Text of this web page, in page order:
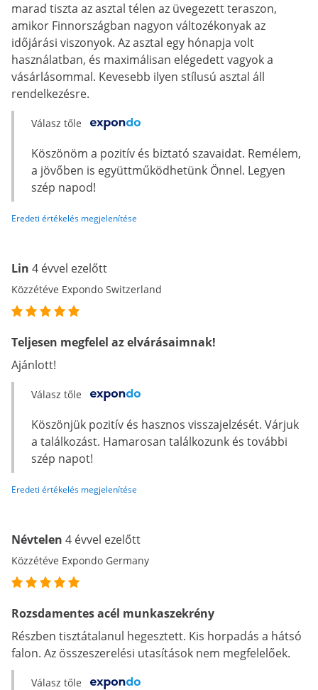
marad tiszta az asztal télen az üvegezett teraszon,
amikor Finnországban nagyon változékonyak az
időjárási viszonyok. Az asztal egy hónapja volt
használatban, és maximálisan elégedett vagyok a
vásárlásommal. Kevesebb ilyen stílusú asztal áll
rendelkezésre.
Válasz tőle
Köszönöm a pozitív és biztató szavaidat. Remélem,
a jövőben is együttműködhetünk Önnel. Legyen
szép napod!
Eredeti értékelés megjelenítése
Lin 4 évvel ezelőtt
Közzétéve Expondo Switzerland
Teljesen megfelel az elvárásaimnak!
Ajánlott!
Válasz tőle
Köszönjük pozitív és hasznos visszajelzését. Várjuk
a találkozást. Hamarosan találkozunk és további
szép napot!
Eredeti értékelés megjelenítése
Névtelen 4 évvel ezelőtt
Közzétéve Expondo Germany
Rozsdamentes acél munkaszekrény
Részben tisztátalanul hegesztett. Kis horpadás a hátsó
falon. Az összeszerelési utasítások nem megfelelőek.
Válasz tőle